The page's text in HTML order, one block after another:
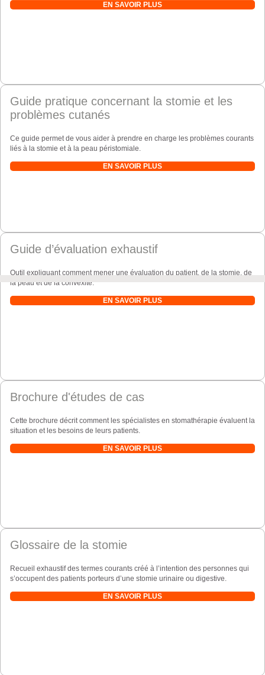
EN SAVOIR PLUS
Guide pratique concernant la stomie et les
problèmes cutanés
Ce guide permet de vous aider à prendre en charge les problèmes courants
liés à la stomie et à la peau péristomiale.
EN SAVOIR PLUS
Guide d’évaluation exhaustif
Outil expliquant comment mener une évaluation du patient, de la stomie, de
la peau et de la convexité.
EN SAVOIR PLUS
Brochure d'études de cas
Cette brochure décrit comment les spécialistes en stomathérapie évaluent la
situation et les besoins de leurs patients.
EN SAVOIR PLUS
Glossaire de la stomie
Recueil exhaustif des termes courants créé à l’intention des personnes qui
s’occupent des patients porteurs d’une stomie urinaire ou digestive.
EN SAVOIR PLUS